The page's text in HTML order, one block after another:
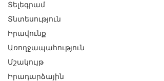
Տելեգրամ
Տնտեսություն
Իրավունք
Առողջապահություն
Մշակույթ
Իրադարձային